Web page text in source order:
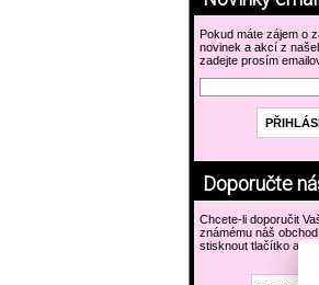
Pokud máte zájem o
novinek a akcí z
zadejte prosím
Doporučte
Chcete-li doporučit
známému náš
stisknout tlačítko a